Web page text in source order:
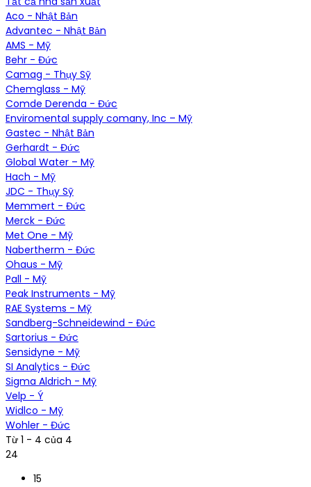
Aco - Nhật Bản
Advantec - Nhật Bản
AMS - Mỹ
Behr - Đức
Camag - Thụy Sỹ
Chemglass - Mỹ
Comde Derenda - Đức
Enviromental supply comany, Inc – Mỹ
Gastec - Nhật Bản
Gerhardt - Đức
Global Water – Mỹ
Hach - Mỹ
JDC - Thụy Sỹ
Memmert - Đức
Merck - Đức
Met One - Mỹ
Nabertherm - Đức
Ohaus - Mỹ
Pall - Mỹ
Peak Instruments - Mỹ
RAE Systems - Mỹ
Sandberg-Schneidewind - Đức
Sartorius - Đức
Sensidyne - Mỹ
SI Analytics - Đức
Sigma Aldrich - Mỹ
Velp - Ý
Widlco - Mỹ
Wohler - Đức
Từ 1 - 4 của 4
24
15